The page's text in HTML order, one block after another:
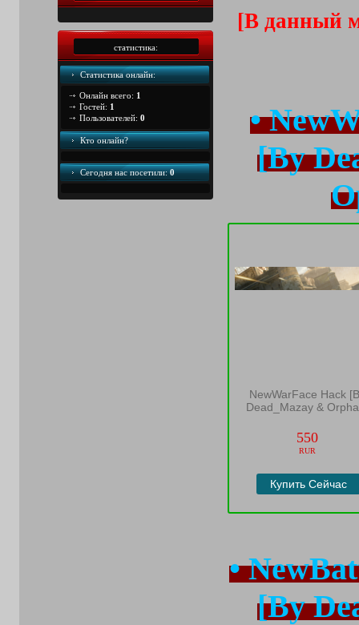
статистика:
Статистика онлайн:
Онлайн всего: 1
Гостей: 1
Пользователей: 0
Кто онлайн?
Сегодня наc посетили:0
[В данный
•
[By
NewWarFace Hack
Dead_Mazay &
550
RUR
Купить Сейчас
•
[By